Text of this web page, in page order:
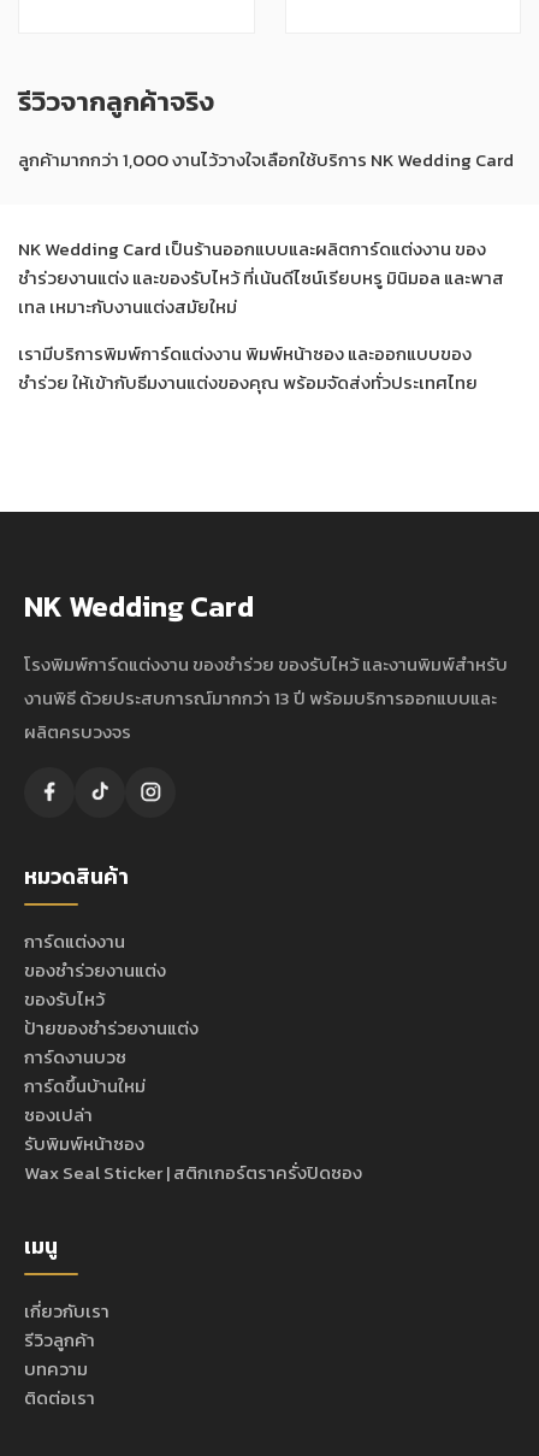
รีวิวจากลูกค้าจริง
ลูกค้ามากกว่า 1,000 งานไว้วางใจเลือกใช้บริการ NK Wedding Card
NK Wedding Card เป็นร้านออกแบบและผลิตการ์ดแต่งงาน ของ
ชำร่วยงานแต่ง และของรับไหว้ ที่เน้นดีไซน์เรียบหรู มินิมอล และพาส
เทล เหมาะกับงานแต่งสมัยใหม่
เรามีบริการพิมพ์การ์ดแต่งงาน พิมพ์หน้าซอง และออกแบบของ
ชำร่วย ให้เข้ากับธีมงานแต่งของคุณ พร้อมจัดส่งทั่วประเทศไทย
NK Wedding Card
โรงพิมพ์การ์ดแต่งงาน ของชำร่วย ของรับไหว้ และงานพิมพ์สำหรับ
งานพิธี ด้วยประสบการณ์มากกว่า 13 ปี พร้อมบริการออกแบบและ
ผลิตครบวงจร
หมวดสินค้า
การ์ดแต่งงาน
ของชำร่วยงานแต่ง
ของรับไหว้
ป้ายของชำร่วยงานแต่ง
การ์ดงานบวช
การ์ดขึ้นบ้านใหม่
ซองเปล่า
รับพิมพ์หน้าซอง
Wax Seal Sticker | สติกเกอร์ตราครั่งปิดซอง
เมนู
เกี่ยวกับเรา
รีวิวลูกค้า
บทความ
ติดต่อเรา